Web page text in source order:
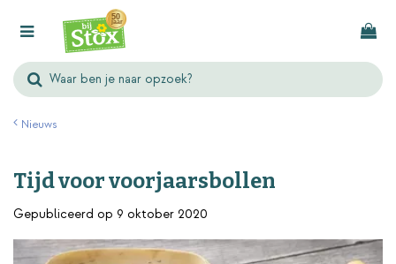
Nieuws
Tijd voor voorjaarsbollen
Gepubliceerd op 9 oktober 2020